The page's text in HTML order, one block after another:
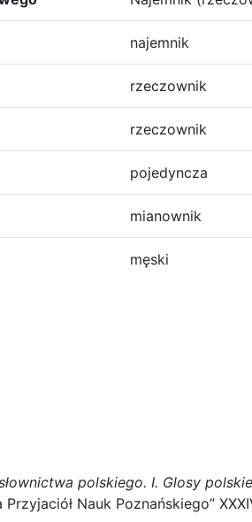
najemnik
rzeczownik
rzeczownik
pojedyncza
mianownik
męski
polskiego. I. Glosy
Nauk Poznańskiego”